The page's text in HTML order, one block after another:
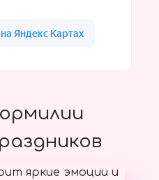
яркие эмоции и